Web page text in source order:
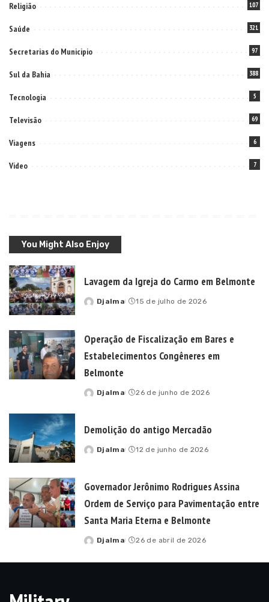
Religião 107
Saúde 321
Secretarias do Municipio 97
Sul da Bahia 388
Tecnologia 5
Televisão 69
Viagens 6
Video 7
You Might Also Enjoy
Lavagem da Igreja do Carmo em Belmonte
Posted
Djalma 15 de julho de 2026
Operação de Fiscalização em Bares e
Estabelecimentos Congêneres em
Belmonte
Posted
Djalma 26 de junho de 2026
Demolição do antigo Mercadão
Posted
Djalma 12 de junho de 2026
Governador Jerônimo Rodrigues Assina
Ordem de Serviço para Pavimentação entre
Santa Maria Eterna e Belmonte
Posted
Djalma 26 de abril de 2026